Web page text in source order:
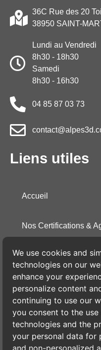
36C Rue des 20
38950 SAINT-
Lundi au Vendredi
8h30 - 18h30
Samedi
8h30 - 16h30
04 85 87 03 73
Liens utiles
Accueil
Nos Certifications &
Conditions Générales
Politique de
Mentions Légales
We use cookies and
technologies on our
enhance your
personalize content
continuing to use our
you consent to the
technologies and the
your personal data for
and non-personalized